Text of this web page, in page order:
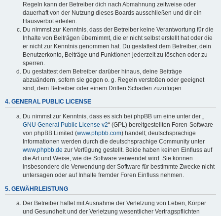
Regeln kann der Betreiber dich nach Abmahnung zeitweise oder
dauerhaft von der Nutzung dieses Boards ausschließen und dir ein
Hausverbot erteilen.
Du nimmst zur Kenntnis, dass der Betreiber keine Verantwortung für die
Inhalte von Beiträgen übernimmt, die er nicht selbst erstellt hat oder die
er nicht zur Kenntnis genommen hat. Du gestattest dem Betreiber, dein
Benutzerkonto, Beiträge und Funktionen jederzeit zu löschen oder zu
sperren.
Du gestattest dem Betreiber darüber hinaus, deine Beiträge
abzuändern, sofern sie gegen o. g. Regeln verstoßen oder geeignet
sind, dem Betreiber oder einem Dritten Schaden zuzufügen.
4. GENERAL PUBLIC LICENSE
Du nimmst zur Kenntnis, dass es sich bei phpBB um eine unter der „
GNU General Public License v2“ (GPL) bereitgestellten Foren-Software
von phpBB Limited (www.phpbb.com) handelt; deutschsprachige
Informationen werden durch die deutschsprachige Community unter
www.phpbb.de zur Verfügung gestellt. Beide haben keinen Einfluss auf
die Art und Weise, wie die Software verwendet wird. Sie können
insbesondere die Verwendung der Software für bestimmte Zwecke nicht
untersagen oder auf Inhalte fremder Foren Einfluss nehmen.
5. GEWÄHRLEISTUNG
Der Betreiber haftet mit Ausnahme der Verletzung von Leben, Körper
und Gesundheit und der Verletzung wesentlicher Vertragspflichten